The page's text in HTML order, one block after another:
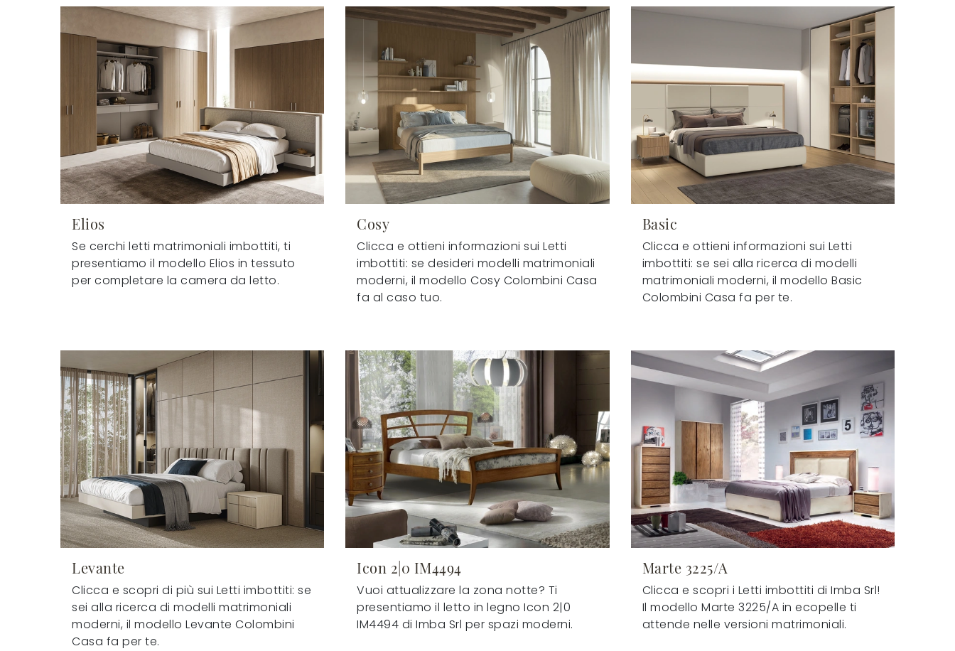
Elios
Se cerchi letti matrimoniali imbottiti, ti
presentiamo il modello Elios in tessuto
per completare la camera da letto.
Cosy
Clicca e ottieni informazioni sui Letti
imbottiti: se desideri modelli matrimoniali
moderni, il modello Cosy Colombini Casa
fa al caso tuo.
Basic
Clicca e ottieni informazioni sui Letti
imbottiti: se sei alla ricerca di modelli
matrimoniali moderni, il modello Basic
Colombini Casa fa per te.
Levante
Clicca e scopri di più sui Letti imbottiti: se
sei alla ricerca di modelli matrimoniali
moderni, il modello Levante Colombini
Casa fa per te.
Icon 2|0 IM4494
Vuoi attualizzare la zona notte? Ti
presentiamo il letto in legno Icon 2|0
IM4494 di Imba Srl per spazi moderni.
Marte 3225/A
Clicca e scopri i Letti imbottiti di Imba Srl!
Il modello Marte 3225/A in ecopelle ti
attende nelle versioni matrimoniali.